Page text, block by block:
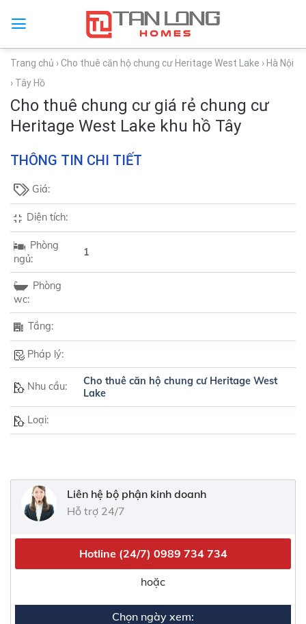
Trang chủ › Cho thuê căn hộ chung cư Heritage West Lake › Hà Nội
› Tây Hồ
Cho thuê chung cư giá rẻ chung cư
Heritage West Lake khu hồ Tây
THÔNG TIN CHI TIẾT
Giá:
Diện tích:
Phòng
ngủ:
1
Phòng
wc:
Tầng:
Pháp lý:
Nhu cầu:
Cho thuê căn hộ chung cư Heritage West
Lake
Loại:
Liên hệ bộ phận kinh doanh
Hỗ trợ 24/7
Hotline (24/7) 0989 734 734
hoặc
Chọn ngày xem: